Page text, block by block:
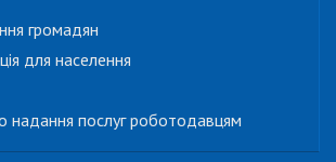
громадян
для населення
надання послуг роботодавцям